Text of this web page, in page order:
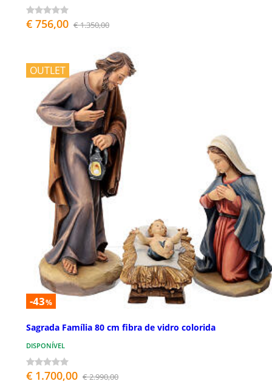
€ 756,00 € 1.350,00
OUTLET
-43%
Sagrada Família 80 cm fibra de vidro colorida
DISPONÍVEL
€ 1.700,00 € 2.990,00